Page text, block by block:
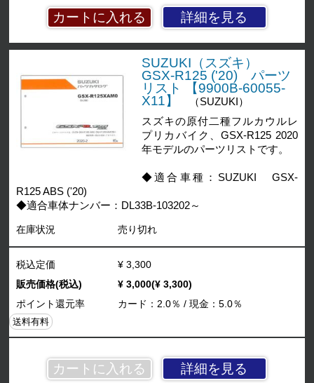
詳細を見る
SUZUKI（スズキ）
GSX-R125 ('20) パーツ
リスト 【9900B-60055-
X11】
（SUZUKI）
スズキの原付二種フルカウルレ
プリカバイク、GSX-R125 2020
年モデルのパーツリストです。
◆適合車種：SUZUKI GSX-
R125 ABS ('20)
◆適合車体ナンバー：DL33B-103202～
在庫状況 売り切れ
詳細を見る
税込定価
¥ 3,300
販売価格(税込)
¥ 3,000(¥ 3,300)
ポイント還元率
カード：2.0％ / 現金：5.0％
送料有料